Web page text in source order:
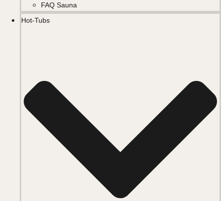
FAQ Sauna
Hot-Tubs